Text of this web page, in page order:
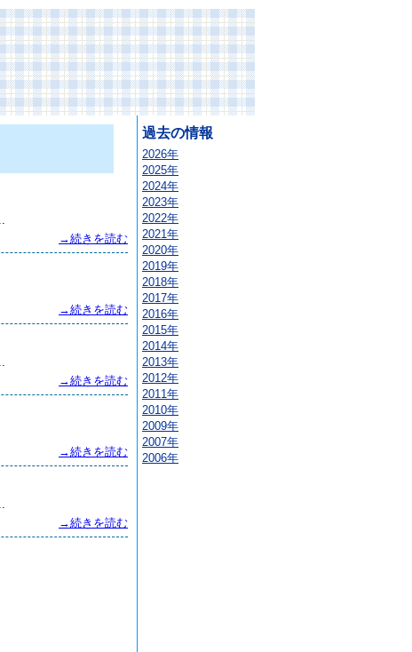
→続きを読む
→続きを読む
→続きを読む
→続きを読む
→続きを読む
過去の情報
2026年
2025年
2024年
2023年
2022年
2021年
2020年
2019年
2018年
2017年
2016年
2015年
2014年
2013年
2012年
2011年
2010年
2009年
2007年
2006年